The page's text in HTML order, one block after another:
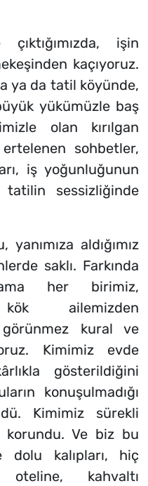
işin
kaçıyoruz.
ya da tatil köyünde,
yükümüzle baş
olan kırılgan
sohbetler,
iş yoğunluğunun
tatilin sessizliğinde
aldığımız
saklı. Farkında
her birimiz,
kök ailemizden
kural ve
Kimimiz evde
gösterildiğini
konuşulmadığı
Kimimiz sürekli
korundu. Ve biz bu
dolu kalıpları, hiç
kahvaltı